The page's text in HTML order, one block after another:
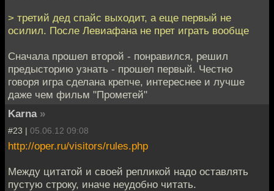
> третий дед спайс выходит, а еще первый не
осилил. После Левиафана не прет играть вообще
Сначала прошел второй - понравился, решил
предысторию узнать - прошел первый. Честно
говоря игра сделана крепче, интереснее и лучше
даже чем фильм "Прометей"
Karna »
#23 | 05.06.12 09:08
http://oper.ru/visitors/rules.php
Между цитатой и своей репликой надо оставлять
пустую строку, иначе неудобно читать.